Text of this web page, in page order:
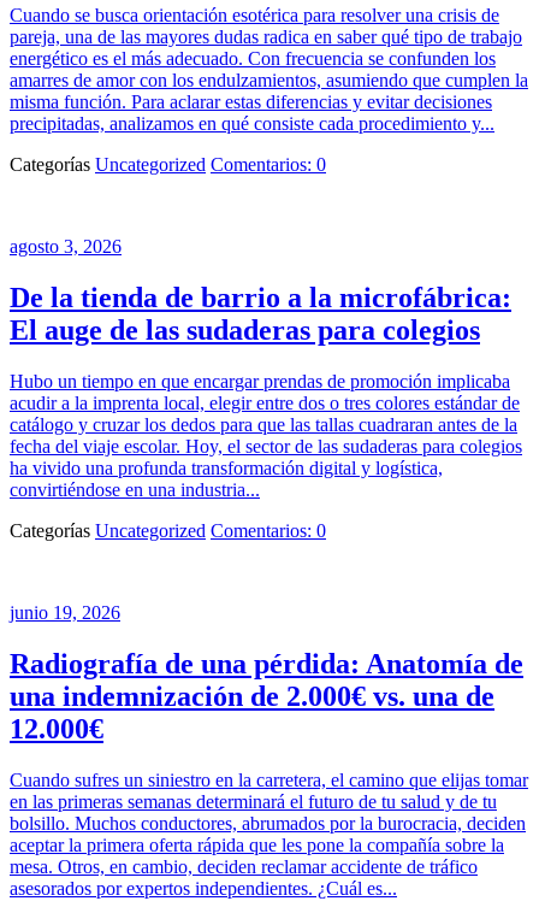
Cuando se busca orientación esotérica para resolver una crisis de
pareja, una de las mayores dudas radica en saber qué tipo de trabajo
energético es el más adecuado. Con frecuencia se confunden los
amarres de amor con los endulzamientos, asumiendo que cumplen la
misma función. Para aclarar estas diferencias y evitar decisiones
precipitadas, analizamos en qué consiste cada procedimiento y...
Categorías Uncategorized Comentarios: 0
agosto 3, 2026
De la tienda de barrio a la microfábrica:
El auge de las sudaderas para colegios
Hubo un tiempo en que encargar prendas de promoción implicaba
acudir a la imprenta local, elegir entre dos o tres colores estándar de
catálogo y cruzar los dedos para que las tallas cuadraran antes de la
fecha del viaje escolar. Hoy, el sector de las sudaderas para colegios
ha vivido una profunda transformación digital y logística,
convirtiéndose en una industria...
Categorías Uncategorized Comentarios: 0
junio 19, 2026
Radiografía de una pérdida: Anatomía de
una indemnización de 2.000€ vs. una de
12.000€
Cuando sufres un siniestro en la carretera, el camino que elijas tomar
en las primeras semanas determinará el futuro de tu salud y de tu
bolsillo. Muchos conductores, abrumados por la burocracia, deciden
aceptar la primera oferta rápida que les pone la compañía sobre la
mesa. Otros, en cambio, deciden reclamar accidente de tráfico
asesorados por expertos independientes. ¿Cuál es...